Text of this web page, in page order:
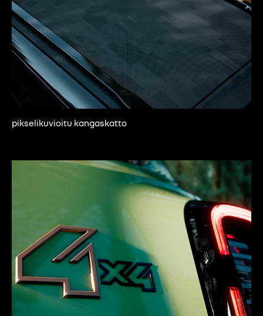
pikselikuvioitu kangaskatto